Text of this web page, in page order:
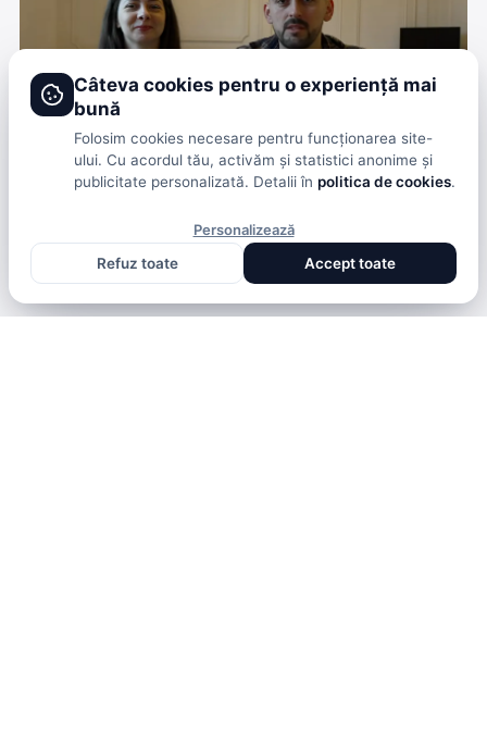
SHOWBIZ
RUSIA. UMILIȚI ȘI ARESTAȚI LA GRANIȚĂ
DENISA ENACHE· ACUM 6 LUNI
Câteva cookies pentru o experiență mai
bună
Folosim cookies necesare pentru funcționarea site-
ului. Cu acordul tău, activăm și statistici anonime și
publicitate personalizată. Detalii în politica de cookies.
Personalizează
Refuz toate
Accept toate